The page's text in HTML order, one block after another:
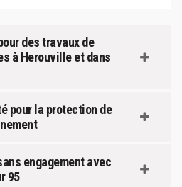
des travaux de
à Herouville et dans
pour la protection de
engagement avec
95